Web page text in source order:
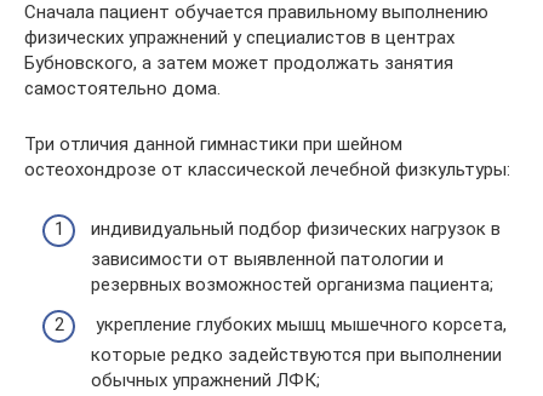
Сначала пациент обучается правильному выполнению
физических упражнений у специалистов в центрах
Бубновского, а затем может продолжать занятия
самостоятельно дома.
Три отличия данной гимнастики при шейном
остеохондрозе от классической лечебной физкультуры:
индивидуальный подбор физических нагрузок в
зависимости от выявленной патологии и
резервных возможностей организма пациента;
укрепление глубоких мышц мышечного корсета,
которые редко задействуются при выполнении
обычных упражнений ЛФК;